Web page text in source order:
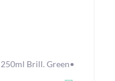
Brill. Green•